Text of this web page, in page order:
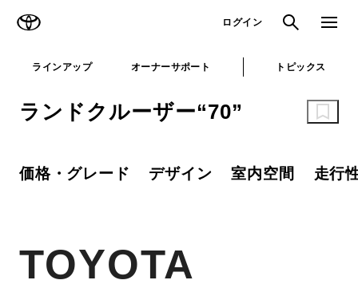
ログイン 検索 メニュ
ラインアップ オーナーサポート トピックス
ランドクルーザー“70”
価格・グレード デザイン 室内空間 走行
TOYOTA